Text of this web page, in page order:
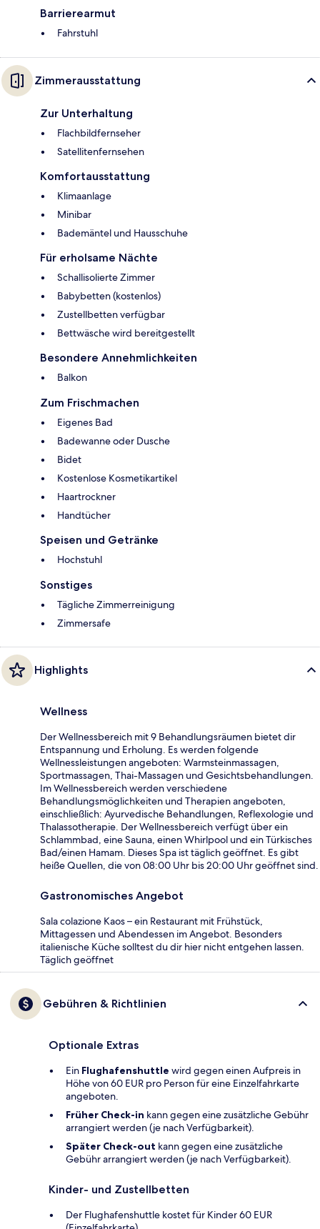
Barrierearmut
Fahrstuhl
Zimmerausstattung
Zur Unterhaltung
Flachbildfernseher
Satellitenfernsehen
Komfortausstattung
Klimaanlage
Minibar
Bademäntel und Hausschuhe
Für erholsame Nächte
Schallisolierte Zimmer
Babybetten (kostenlos)
Zustellbetten verfügbar
Bettwäsche wird bereitgestellt
Besondere Annehmlichkeiten
Balkon
Zum Frischmachen
Eigenes Bad
Badewanne oder Dusche
Bidet
Kostenlose Kosmetikartikel
Haartrockner
Handtücher
Speisen und Getränke
Hochstuhl
Sonstiges
Tägliche Zimmerreinigung
Zimmersafe
Highlights
Wellness
Der Wellnessbereich mit 9 Behandlungsräumen bietet dir
Entspannung und Erholung. Es werden folgende
Wellnessleistungen angeboten: Warmsteinmassagen,
Sportmassagen, Thai-Massagen und Gesichtsbehandlungen.
Im Wellnessbereich werden verschiedene
Behandlungsmöglichkeiten und Therapien angeboten,
einschließlich: Ayurvedische Behandlungen, Reflexologie und
Thalassotherapie. Der Wellnessbereich verfügt über ein
Schlammbad, eine Sauna, einen Whirlpool und ein Türkisches
Bad/einen Hamam. Dieses Spa ist täglich geöffnet. Es gibt
heiße Quellen, die von 08:00 Uhr bis 20:00 Uhr geöffnet sind.
Gastronomisches Angebot
Sala colazione Kaos – ein Restaurant mit Frühstück,
Mittagessen und Abendessen im Angebot. Besonders
italienische Küche solltest du dir hier nicht entgehen lassen.
Täglich geöffnet
Gebühren & Richtlinien
Optionale Extras
Ein Flughafenshuttle wird gegen einen Aufpreis in
Höhe von 60 EUR pro Person für eine Einzelfahrkarte
angeboten.
Früher Check-in kann gegen eine zusätzliche Gebühr
arrangiert werden (je nach Verfügbarkeit).
Später Check-out kann gegen eine zusätzliche
Gebühr arrangiert werden (je nach Verfügbarkeit).
Kinder- und Zustellbetten
Der Flughafenshuttle kostet für Kinder 60 EUR